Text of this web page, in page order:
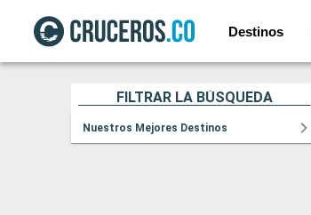
Destinos
FILTRAR LA BÚSQUEDA
Nuestros Mejores Destinos